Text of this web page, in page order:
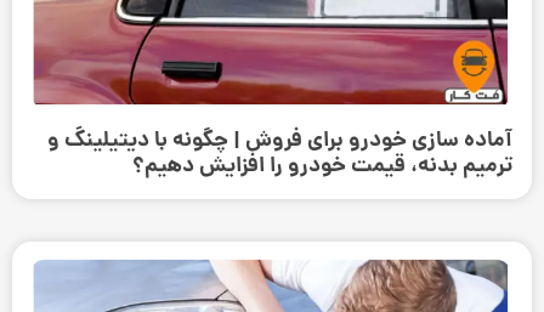
آماده سازی خودرو برای فروش | چگونه با دیتیلینگ و
ترمیم بدنه، قیمت خودرو را افزایش دهیم؟